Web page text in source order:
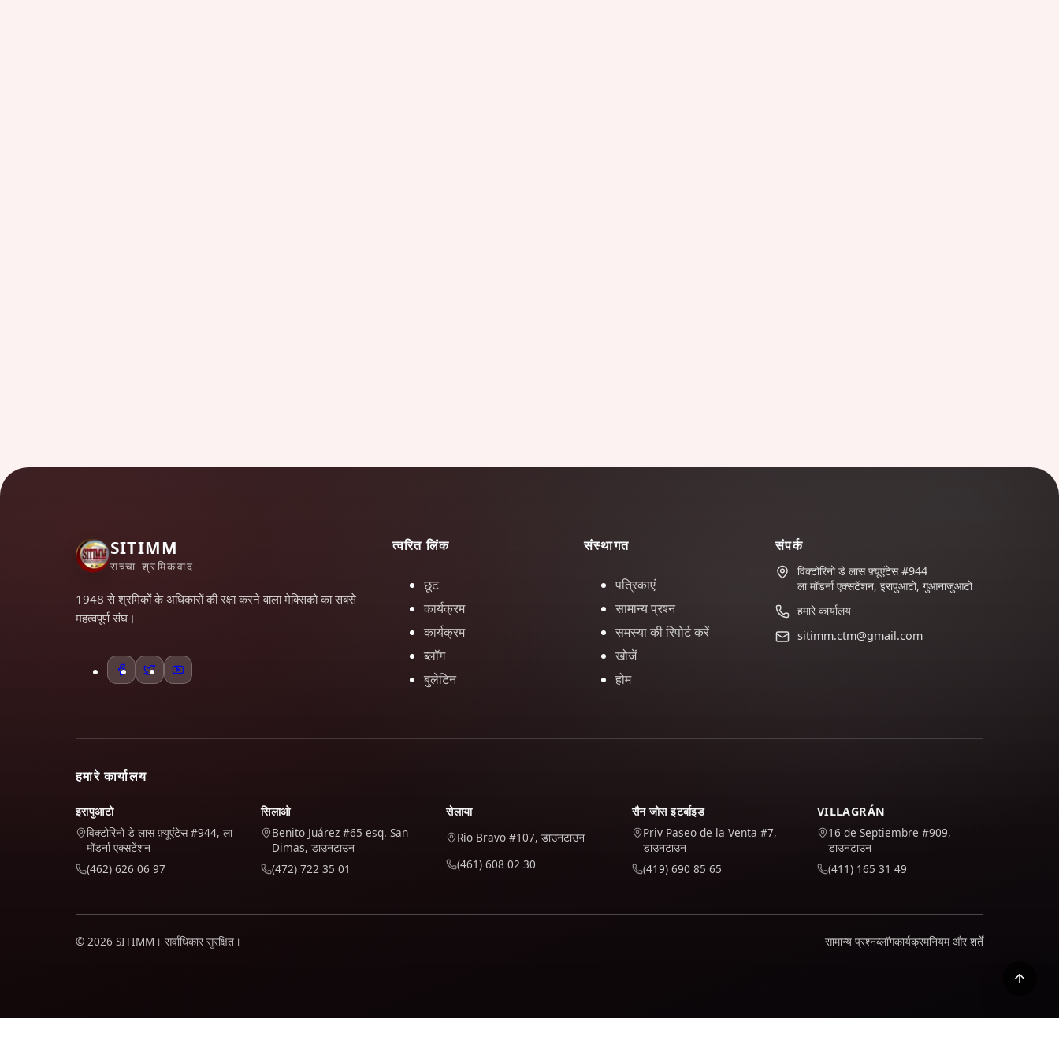
SITIMM
सच्चा श्रमिकवाद
1948 से श्रमिकों के अधिकारों की रक्षा करने वाला मेक्सिको का सबसे
महत्वपूर्ण संघ।
त्वरित लिंक
छूट
कार्यक्रम
कार्यक्रम
ब्लॉग
बुलेटिन
संस्थागत
पत्रिकाएं
सामान्य प्रश्न
समस्या की रिपोर्ट करें
खोजें
होम
संपर्क
विक्टोरिनो डे लास फ़्यूएंटेस #944
ला मॉडर्ना एक्सटेंशन, इरापुआटो, गुआनाजुआटो
हमारे कार्यालय
sitimm.ctm@gmail.com
हमारे कार्यालय
इरापुआटो
विक्टोरिनो डे लास फ़्यूएंटेस #944, ला
मॉडर्ना एक्सटेंशन
(462) 626 06 97
सिलाओ
Benito Juárez #65 esq. San
Dimas, डाउनटाउन
(472) 722 35 01
सेलाया
Rio Bravo #107, डाउनटाउन
(461) 608 02 30
सैन जोस इटर्बाइड
Priv Paseo de la Venta #7,
डाउनटाउन
(419) 690 85 65
VILLAGRÁN
16 de Septiembre #909,
डाउनटाउन
(411) 165 31 49
© 2026 SITIMM। सर्वाधिकार सुरक्षित। सामान्य प्रश्नब्लॉगकार्यक्रमनियम और शर्तें